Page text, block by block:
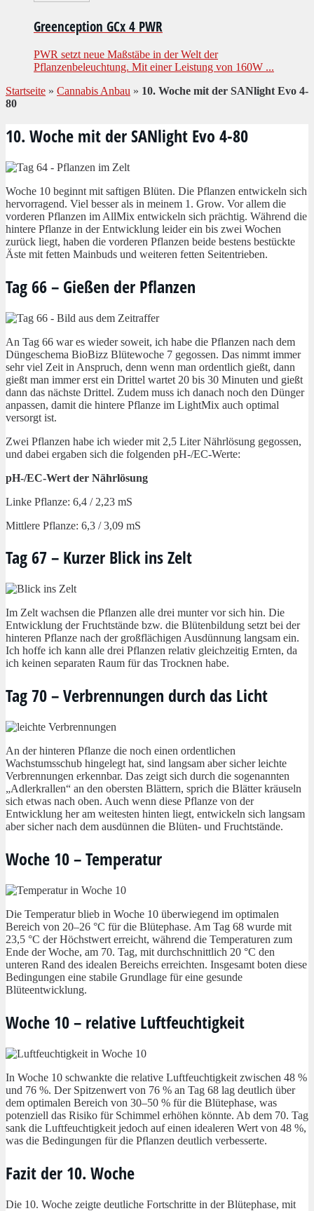
Greenception GCx 4 PWR
PWR setzt neue Maßstäbe in der Welt der
Pflanzenbeleuchtung. Mit einer Leistung von 160W ...
Startseite » Cannabis Anbau » 10. Woche mit der SANlight Evo 4-
80
10. Woche mit der SANlight Evo 4-80
Woche 10 beginnt mit saftigen Blüten. Die Pflanzen entwickeln sich
hervorragend. Viel besser als in meinem 1. Grow. Vor allem die
vorderen Pflanzen im AllMix entwickeln sich prächtig. Während die
hintere Pflanze in der Entwicklung leider ein bis zwei Wochen
zurück liegt, haben die vorderen Pflanzen beide bestens bestückte
Äste mit fetten Mainbuds und weiteren fetten Seitentrieben.
Tag 66 – Gießen der Pflanzen
An Tag 66 war es wieder soweit, ich habe die Pflanzen nach dem
Düngeschema BioBizz Blütewoche 7 gegossen. Das nimmt immer
sehr viel Zeit in Anspruch, denn wenn man ordentlich gießt, dann
gießt man immer erst ein Drittel wartet 20 bis 30 Minuten und gießt
dann das nächste Drittel. Zudem muss ich danach noch den Dünger
anpassen, damit die hintere Pflanze im LightMix auch optimal
versorgt ist.
Zwei Pflanzen habe ich wieder mit 2,5 Liter Nährlösung gegossen,
und dabei ergaben sich die folgenden pH-/EC-Werte:
pH-/EC-Wert der Nährlösung
Linke Pflanze: 6,4 / 2,23 mS
Mittlere Pflanze: 6,3 / 3,09 mS
Tag 67 – Kurzer Blick ins Zelt
Im Zelt wachsen die Pflanzen alle drei munter vor sich hin. Die
Entwicklung der Fruchtstände bzw. die Blütenbildung setzt bei der
hinteren Pflanze nach der großflächigen Ausdünnung langsam ein.
Ich hoffe ich kann alle drei Pflanzen relativ gleichzeitig Ernten, da
ich keinen separaten Raum für das Trocknen habe.
Tag 70 – Verbrennungen durch das Licht
An der hinteren Pflanze die noch einen ordentlichen
Wachstumsschub hingelegt hat, sind langsam aber sicher leichte
Verbrennungen erkennbar. Das zeigt sich durch die sogenannten
„Adlerkrallen“ an den obersten Blättern, sprich die Blätter kräuseln
sich etwas nach oben. Auch wenn diese Pflanze von der
Entwicklung her am weitesten hinten liegt, entwickeln sich langsam
aber sicher nach dem ausdünnen die Blüten- und Fruchtstände.
Woche 10 – Temperatur
Die Temperatur blieb in Woche 10 überwiegend im optimalen
Bereich von 20–26 °C für die Blütephase. Am Tag 68 wurde mit
23,5 °C der Höchstwert erreicht, während die Temperaturen zum
Ende der Woche, am 70. Tag, mit durchschnittlich 20 °C den
unteren Rand des idealen Bereichs erreichten. Insgesamt boten diese
Bedingungen eine stabile Grundlage für eine gesunde
Blüteentwicklung.
Woche 10 – relative Luftfeuchtigkeit
In Woche 10 schwankte die relative Luftfeuchtigkeit zwischen 48 %
und 76 %. Der Spitzenwert von 76 % an Tag 68 lag deutlich über
dem optimalen Bereich von 30–50 % für die Blütephase, was
potenziell das Risiko für Schimmel erhöhen könnte. Ab dem 70. Tag
sank die Luftfeuchtigkeit jedoch auf einen idealeren Wert von 48 %,
was die Bedingungen für die Pflanzen deutlich verbesserte.
Fazit der 10. Woche
Die 10. Woche zeigte deutliche Fortschritte in der Blütephase, mit